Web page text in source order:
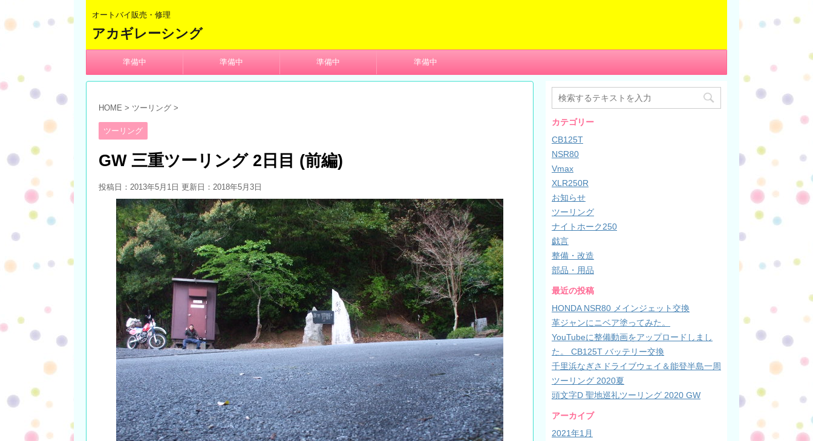
オートバイ販売・修理
アカギレーシング
準備中 準備中 準備中 準備中
HOME > ツーリング >
ツーリング
GW 三重ツーリング 2日目 (前編)
投稿日：2013年5月1日 更新日： 2018年5月3日
カテゴリー
CB125T
NSR80
Vmax
XLR250R
お知らせ
ツーリング
ナイトホーク250
戯言
整備・改造
部品・用品
最近の投稿
HONDA NSR80 メインジェット交換
革ジャンにニベア塗ってみた。
YouTubeに整備動画をアップロードしまし
た。 CB125T バッテリー交換
千里浜なぎさドライブウェイ＆能登半島一周
ツーリング 2020夏
頭文字D 聖地巡礼ツーリング 2020 GW
アーカイブ
2021年1月